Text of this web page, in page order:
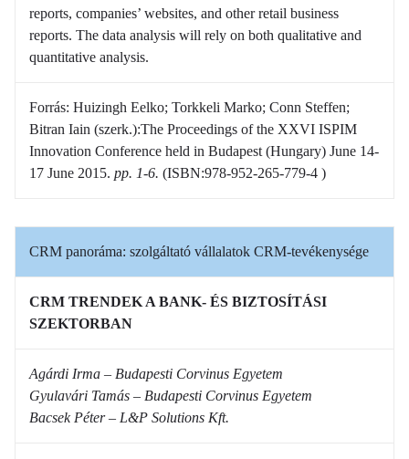
reports, companies’ websites, and other retail business
reports. The data analysis will rely on both qualitative and
quantitative analysis.
Forrás: Huizingh Eelko; Torkkeli Marko; Conn Steffen;
Bitran Iain (szerk.):The Proceedings of the XXVI ISPIM
Innovation Conference held in Budapest (Hungary) June 14-
17 June 2015. pp. 1-6. (ISBN:978-952-265-779-4 )
CRM panoráma: szolgáltató vállalatok CRM-tevékenysége
CRM TRENDEK A BANK- ÉS BIZTOSÍTÁSI
SZEKTORBAN
Agárdi Irma – Budapesti Corvinus Egyetem
Gyulavári Tamás – Budapesti Corvinus Egyetem
Bacsek Péter – L&P Solutions Kft.